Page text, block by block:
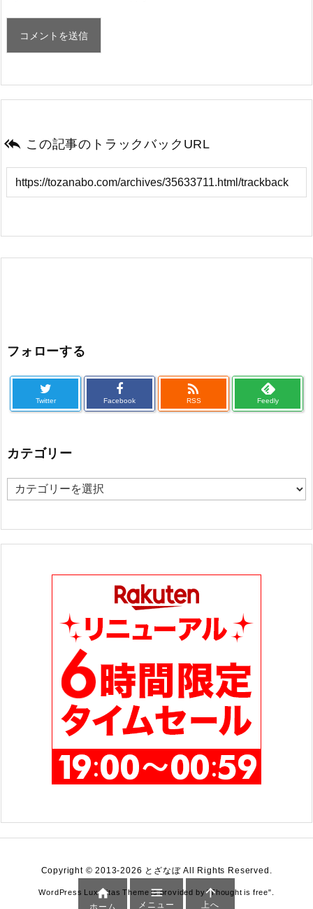
 この記事のトラックバックURL
フォローする
Twitter Facebook

RSS Feedly
カテゴリー
カ
ゴ
Copyright ©2013-2026 とざなぼAll Rights Reserved.
WordPress Luxeritas Theme is provided by "Thought is free".

ホーム

メニュー

上へ